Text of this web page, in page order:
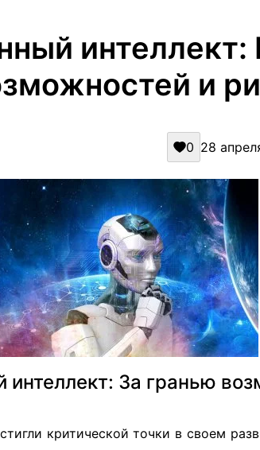
интеллект:
и
0 28
интеллект: За гранью
критической точки в своем